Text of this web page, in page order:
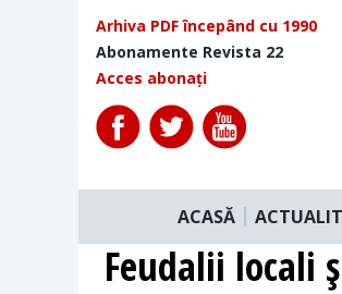
Arhiva PDF începând cu 1990
Abonamente Revista 22
Acces abonați
ACASĂ
Feudalii locali